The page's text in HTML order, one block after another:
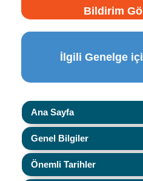
Bildirim
İlgili Genelge
Ana Sayfa
Genel Bilgiler
Önemli Tarihler